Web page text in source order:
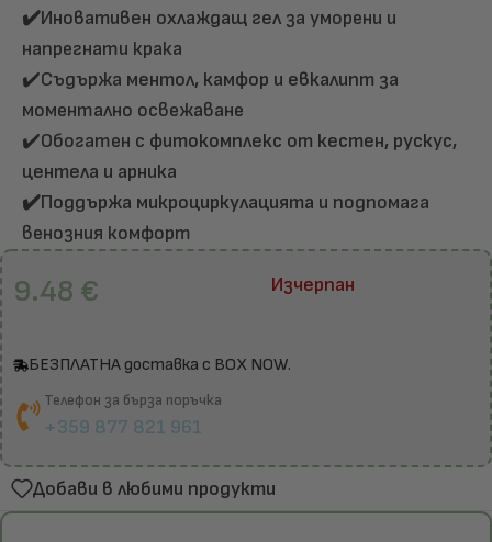
✔️Иновативен охлаждащ гел за уморени и
напрегнати крака
✔️Съдържа ментол, камфор и евкалипт за
моментално освежаване
✔️Обогатен с фитокомплекс от кестен, рускус,
центела и арника
✔️Поддържа микроциркулацията и подпомага
венозния комфорт
9.48 € Изчерпан
БЕЗПЛАТНА доставка с BOX NOW.
Телефон за бърза поръчка
+359 877 821 961
Добави в любими продукти